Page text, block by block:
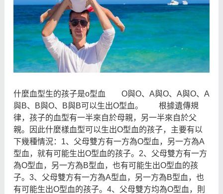
什麼血型生的孩子是o型血 O與O、A與O、A與O、A
與B、B與O、B與B可以生出O型血。 根據遺傳規
律，孩子的血型有一半來自於母親，另一半來自於父
親。因此什麼樣血型可以生出O型血的孩子，主要有以
下幾種情況：1、父母雙方有一方為O型血，另一方為A
型血，就有可能生出O型血的孩子。2、父母雙方有一方
為O型血，另一方為B型血，也有可能生出O型血的孩
子。3、父母雙方有一方為A型血，另一方為B型血，也
有可能生出O型血的孩子。4、父母雙方均為O型血，則